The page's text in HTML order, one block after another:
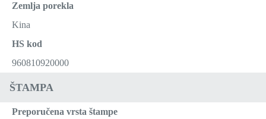
Zemlja porekla
Kina
HS kod
960810920000
ŠTAMPA
Preporučena vrsta štampe